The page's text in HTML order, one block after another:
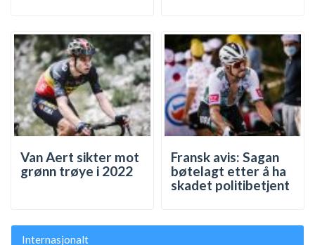
Van Aert sikter mot
grønn trøye i 2022
Fransk avis: Sagan
bøtelagt etter å ha
skadet politibetjent
Internasjonalt